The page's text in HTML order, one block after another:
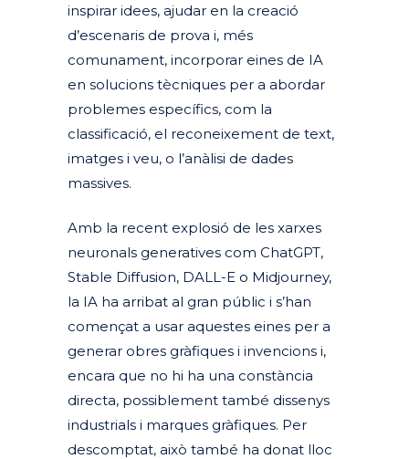
inspirar idees, ajudar en la creació
d’escenaris de prova i, més
comunament, incorporar eines de IA
en solucions tècniques per a abordar
problemes específics, com la
classificació, el reconeixement de text,
imatges i veu, o l’anàlisi de dades
massives.
Amb la recent explosió de les xarxes
neuronals generatives com ChatGPT,
Stable Diffusion, DALL-E o Midjourney,
la IA ha arribat al gran públic i s’han
començat a usar aquestes eines per a
generar obres gràfiques i invencions i,
encara que no hi ha una constància
directa, possiblement també dissenys
industrials i marques gràfiques. Per
descomptat, això també ha donat lloc